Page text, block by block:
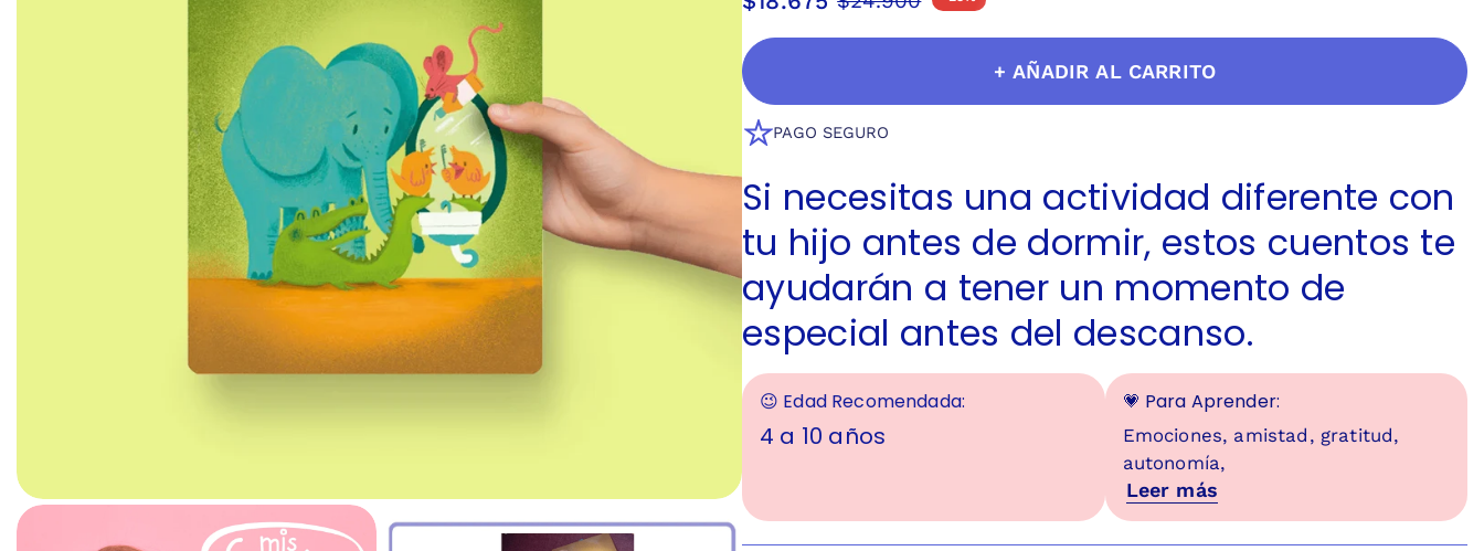
+ AÑADIR AL CARRITO
PAGO SEGURO
Si necesitas una actividad diferente con
tu hijo antes de dormir, estos cuentos te
ayudarán a tener un momento de
especial antes del descanso.
😉 Edad Recomendada:
4 a 10 años
💗 Para Aprender:
Emociones, amistad, gratitud,
autonomía,
Leer más